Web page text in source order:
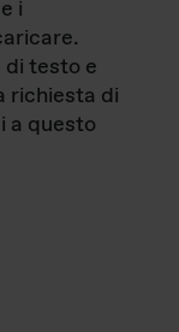
i
testo e
richiesta di
a questo